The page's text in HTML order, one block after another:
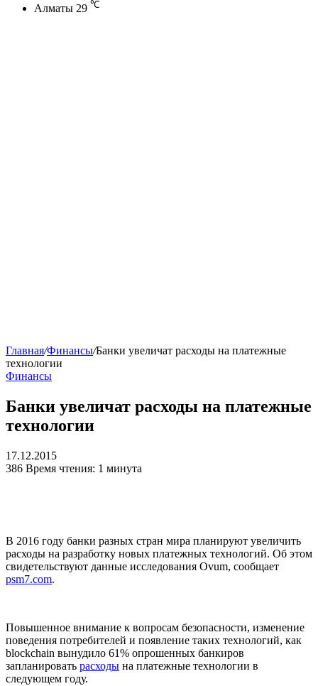
Алматы 29 ℃
Главная/Финансы/Банки увеличат расходы на платежные
технологии
Финансы
Банки увеличат расходы на платежные
технологии
17.12.2015
386 Время чтения: 1 минута
В 2016 году банки разных стран мира планируют увеличить
расходы на разработку новых платежных технологий. Об этом
свидетельствуют данные исследования Ovum, сообщает
psm7.com.
Повышенное внимание к вопросам безопасности, изменение
поведения потребителей и появление таких технологий, как
blockchain вынудило 61% опрошенных банкиров
запланировать расходы на платежные технологии в
следующем году.